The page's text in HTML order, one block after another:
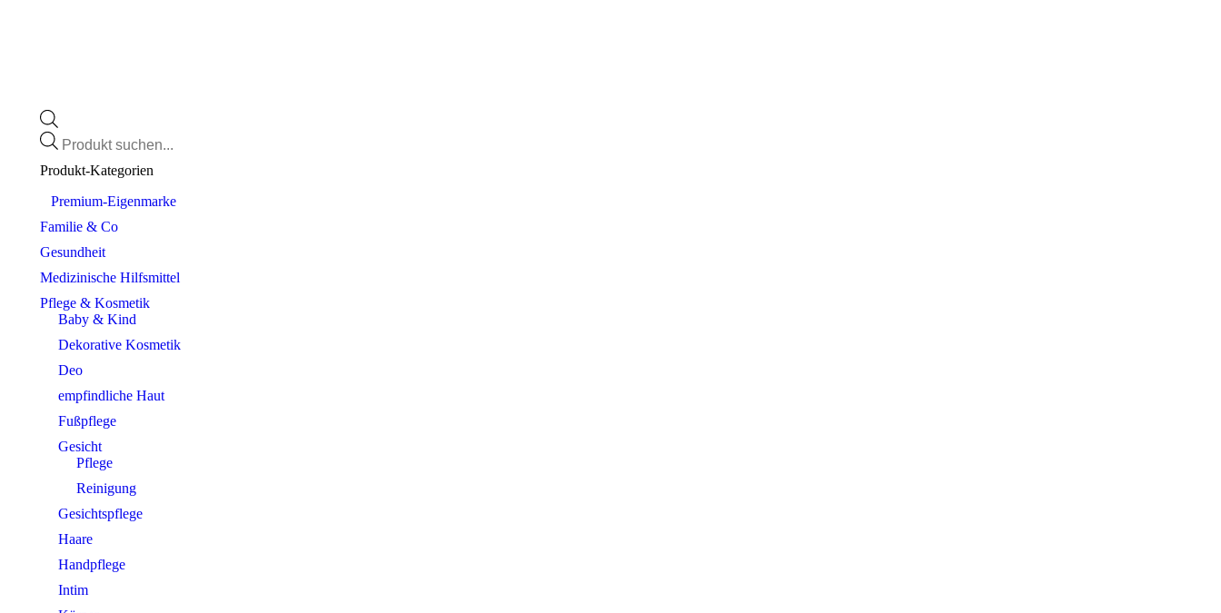
Products
Produkt-Kategorien
⠀​Premium-Eigenmarke
Familie & Co
Gesundheit
Medizinische Hilfsmittel
Pflege & Kosmetik
Baby & Kind
Dekorative Kosmetik
Deo
empfindliche Haut
Fußpflege
Gesicht
Pflege
Reinigung
Gesichtspflege
Haare
Handpflege
Intim